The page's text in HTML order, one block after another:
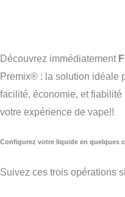
Découvrez immédiatement
Premix® : la solution idéale
facilité, économie, et fiabilité
votre expérience de vape!!
Configurez votre liquide en quelques
Suivez ces trois opérations